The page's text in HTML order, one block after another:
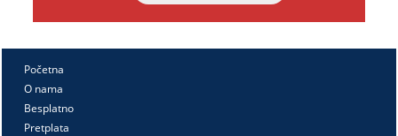
Početna
O nama
Besplatno
Pretplata